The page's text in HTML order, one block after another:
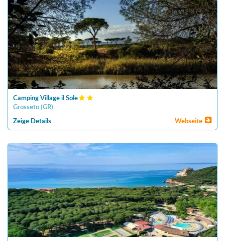
Camping Village il Sole
Grosseto (GR)
Zeige Details Webseite